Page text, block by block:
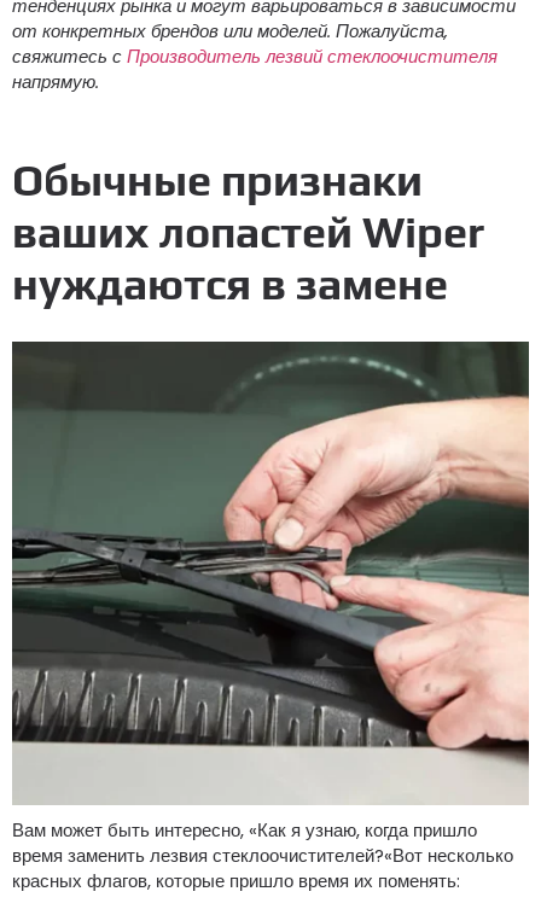
тенденциях рынка и могут варьироваться в зависимости
от конкретных брендов или моделей. Пожалуйста,
свяжитесь сПроизводитель лезвий стеклоочистителя
напрямую.
Обычные признаки
ваших лопастей Wiper
нуждаются в замене
Вам может быть интересно, «Как я узнаю, когда пришло
время заменить лезвия стеклоочистителей?«Вот несколько
красных флагов, которые пришло время их поменять: